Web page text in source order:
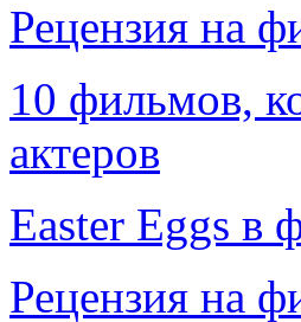
Рецензия на
10 фильмов,
актеров
Easter Eggs в
Рецензия на